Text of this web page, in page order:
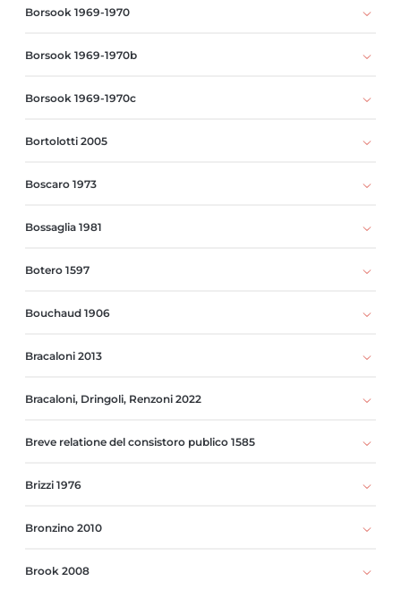
Borsook 1969-1970
Borsook 1969-1970b
Borsook 1969-1970c
Bortolotti 2005
Boscaro 1973
Bossaglia 1981
Botero 1597
Bouchaud 1906
Bracaloni 2013
Bracaloni, Dringoli, Renzoni 2022
Breve relatione del consistoro publico 1585
Brizzi 1976
Bronzino 2010
Brook 2008